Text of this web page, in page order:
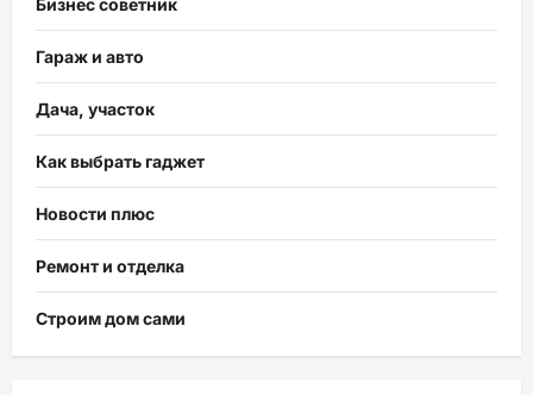
Бизнес советник
Гараж и авто
Дача, участок
Как выбрать гаджет
Новости плюс
Ремонт и отделка
Строим дом сами